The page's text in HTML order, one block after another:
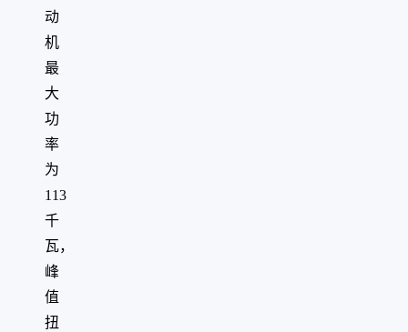
动
机
最
大
功
率
为
113
千
瓦，
峰
值
扭